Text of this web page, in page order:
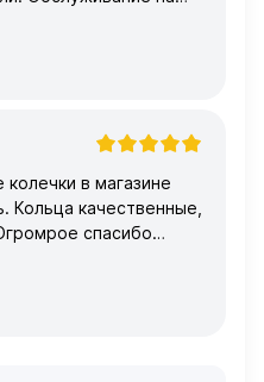
очень
в магазине
качественные,
спасибо
с нами!